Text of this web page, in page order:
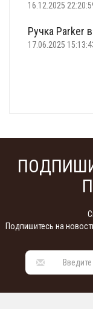
16.12.2025
Ручка Parker
17.06.2025
Что
Подпишитесь на